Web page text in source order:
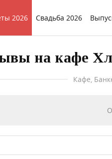
2026 Свадьба 2026
на кафе
Кафе,